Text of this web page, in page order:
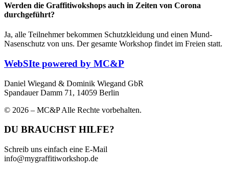
Werden die Graffitiwokshops auch in Zeiten von Corona
durchgeführt?
Ja, alle Teilnehmer bekommen Schutzkleidung und einen Mund-
Nasenschutz von uns. Der gesamte Workshop findet im Freien statt.
WebSIte powered by MC&P
Daniel Wiegand & Dominik Wiegand GbR
Spandauer Damm 71, 14059 Berlin
© 2026 – MC&P Alle Rechte vorbehalten.
DU BRAUCHST HILFE?
Schreib uns einfach eine E-Mail
info@mygraffitiworkshop.de